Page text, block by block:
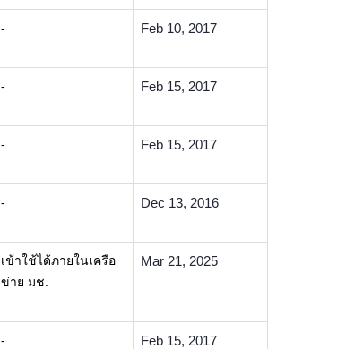
- Feb 10, 2017
- Feb 15, 2017
- Feb 15, 2017
- Dec 13, 2016
เข้าใช้ได้ภายในเครือ
ข่าย มช.
Mar 21, 2025
- Feb 15, 2017